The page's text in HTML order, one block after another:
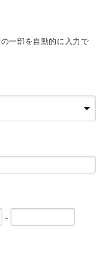
一部を自動的に入力で
-